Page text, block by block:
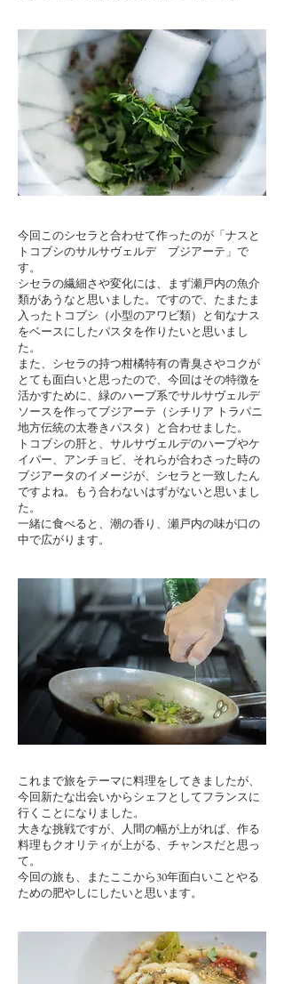
今回このシセラと合わせて作ったのが「ナスと
トコブシのサルサヴェルデ ブジアーテ」で
す。
シセラの繊細さや変化には、まず瀬戸内の魚介
類があうなと思いました。ですので、たまたま
入ったトコブシ（小型のアワビ類）と旬なナス
をベースにしたパスタを作りたいと思いまし
た。
また、シセラの持つ柑橘特有の青臭さやコクが
とても面白いと思ったので、今回はその特徴を
活かすために、緑のハーブ系でサルサヴェルデ
ソースを作ってブジアーテ（シチリア トラパニ
地方伝統の太巻きパスタ）と合わせました。
トコブシの肝と、サルサヴェルデのハーブやケ
イパー、アンチョビ、それらが合わさった時の
ブジアータのイメージが、シセラと一致したん
ですよね。もう合わないはずがないと思いまし
た。
一緒に食べると、潮の香り、瀬戸内の味が口の
中で広がります。
これまで旅をテーマに料理をしてきましたが、
今回新たな出会いからシェフとしてフランスに
行くことになりました。
大きな挑戦ですが、人間の幅が上がれば、作る
料理もクオリティが上がる、チャンスだと思っ
て。
今回の旅も、またここから30年面白いことやる
ための肥やしにしたいと思います。